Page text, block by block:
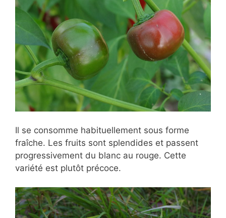
Il se consomme habituellement sous forme
fraîche. Les fruits sont splendides et passent
progressivement du blanc au rouge. Cette
variété est plutôt précoce.